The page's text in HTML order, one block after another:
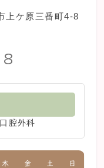
上ケ原三番町4-8
腔外科
木 金 土 日